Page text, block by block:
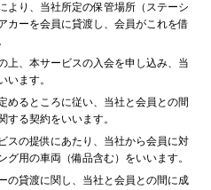
より、当社所定の保管場所（ステーシ
カーを会員に貸渡し、会員がこれを借
上、本サービスの入会を申し込み、当
います。
めるところに従い、当社と会員との間
する契約をいいます。
スの提供にあたり、当社から会員に対
グ用の車両（備品含む）をいいます。
の貸渡に関し、当社と会員との間に成